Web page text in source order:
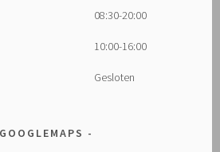
08:30-20:00
10:00-16:00
Gesloten
GOOGLEMAPS